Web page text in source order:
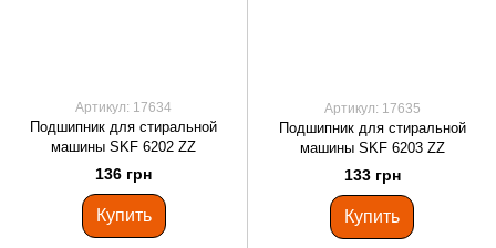
Артикул: 17634
Подшипник для стиральной
машины SKF 6202 ZZ
136 грн
Купить
Артикул: 17635
Подшипник для стиральной
машины SKF 6203 ZZ
133 грн
Купить